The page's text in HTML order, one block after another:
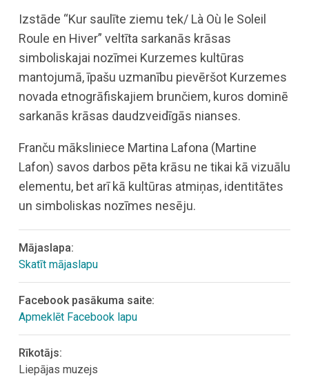
Izstāde “Kur saulīte ziemu tek/ Là Où le Soleil
Roule en Hiver” veltīta sarkanās krāsas
simboliskajai nozīmei Kurzemes kultūras
mantojumā, īpašu uzmanību pievēršot Kurzemes
novada etnogrāfiskajiem brunčiem, kuros dominē
sarkanās krāsas daudzveidīgās nianses.
Franču māksliniece Martina Lafona (Martine
Lafon) savos darbos pēta krāsu ne tikai kā vizuālu
elementu, bet arī kā kultūras atmiņas, identitātes
un simboliskas nozīmes nesēju.
Mājaslapa:
Skatīt mājaslapu
Facebook pasākuma saite:
Apmeklēt Facebook lapu
Rīkotājs:
Liepājas muzejs